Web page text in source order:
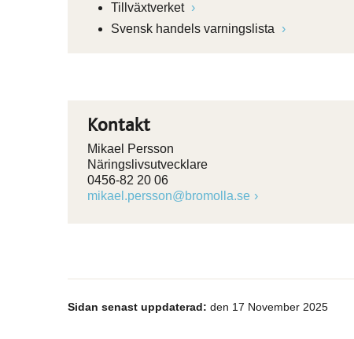
Tillväxtverket
Svensk handels varningslista
Kontakt
Mikael Persson
Näringslivsutvecklare
0456-82 20 06
mikael.persson@bromolla.se
Sidan senast uppdaterad: den 17 November 2025